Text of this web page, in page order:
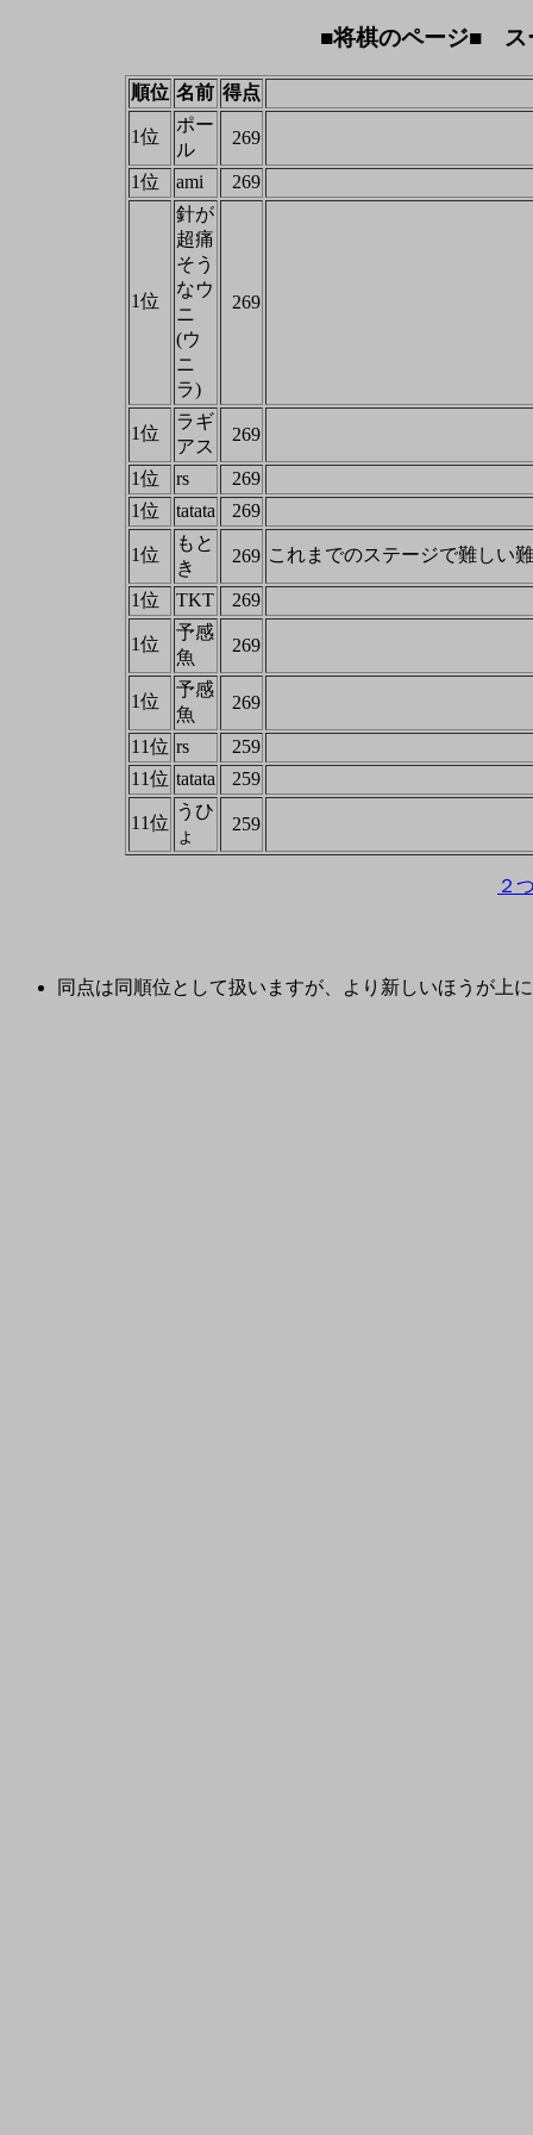
■将棋のページ■ ス
順位 名前 得点
1位
ポー
ル
269
1位 ami 269
1位
針が
超痛
そう
なウ
ニ
(ウ
ニ
ラ)
269
1位
ラギ
アス
269
1位 rs
269
1位
tatata 269
1位
もと
き
269 これまでのステージで難しい
1位 TKT 269
1位
予感
魚
269
1位
予感
魚
269
11位 rs
259
11位 tatata 259
11位
うひ
ょ
259
２
同点は同順位として扱いますが、より新しいほうが上